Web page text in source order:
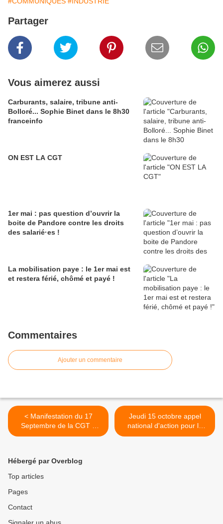
Partager
Vous aimerez aussi
Carburants, salaire, tribune anti-
Bolloré... Sophie Binet dans le 8h30
franceinfo
ON EST LA CGT
1er mai : pas question d’ouvrir la
boite de Pandore contre les droits
des salarié·es !
La mobilisation paye : le 1er mai est
et restera férié, chômé et payé !
Commentaires
Ajouter un commentaire
< Manifestation du 17
Septembre de la CGT à
Chambéry
Jeudi 15 octobre appel
national d'action pour la
santé >
Hébergé par Overblog
Top articles
Pages
Contact